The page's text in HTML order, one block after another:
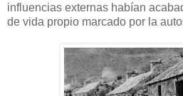
influencias externas habían
de vida propio marcado por la